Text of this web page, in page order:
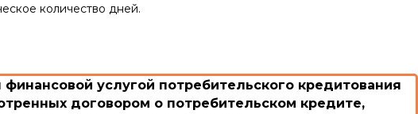
количество дней.
услугой потребительского кредитования
договором о потребительском кредите,